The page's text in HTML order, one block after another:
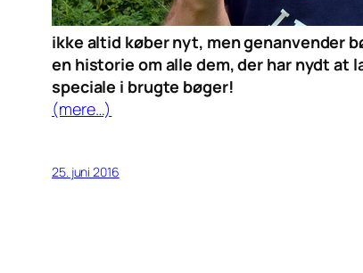
ikke altid køber nyt, men genanvender
en historie om alle dem, der har nydt at
speciale i brugte bøger!
(mere…)
25. juni 2016